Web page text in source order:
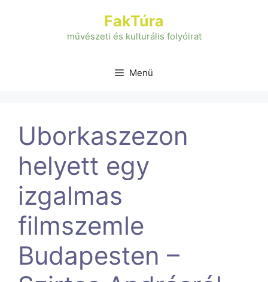
FakTúra
művészeti és kulturális folyóirat
Menü
Uborkaszezon
helyett egy
izgalmas
filmszemle
Budapesten –